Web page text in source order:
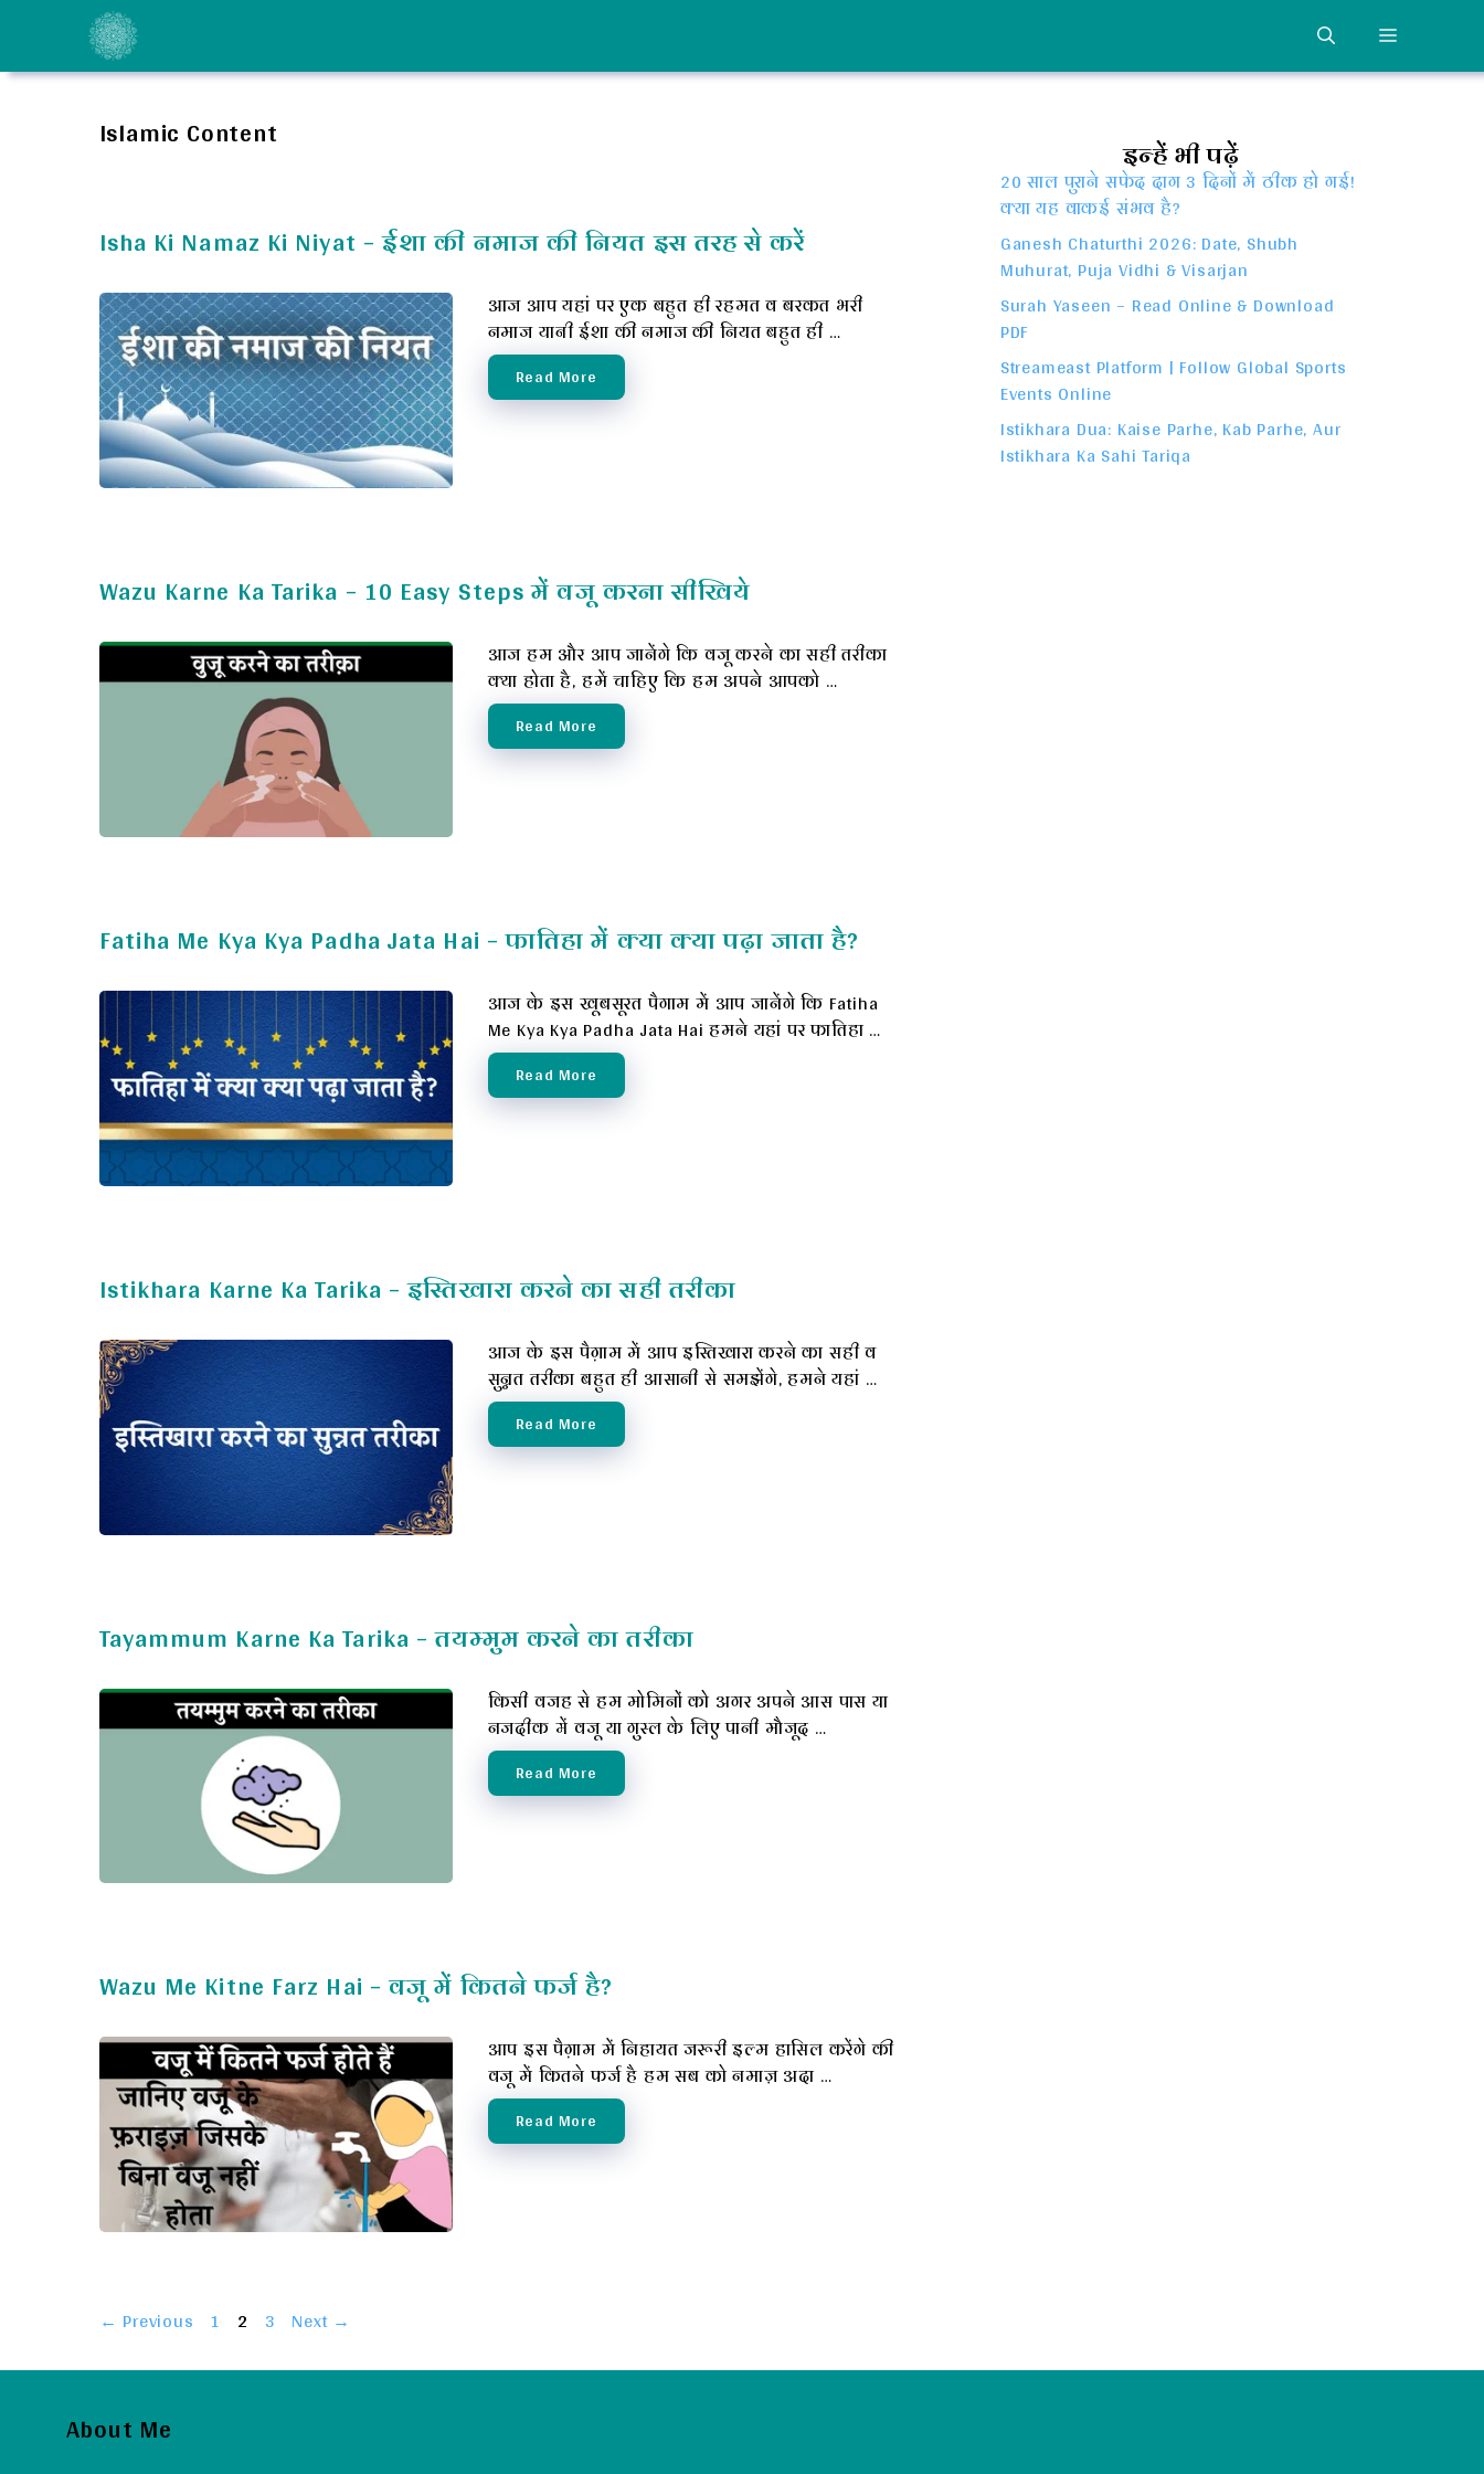
content
MENU
Islamic Content
Isha Ki Namaz Ki Niyat – ईशा की नमाज की नियत इस तरह से करें
आज आप यहां पर एक बहुत ही रहमत व बरकत भरी
नमाज यानी ईशा की नमाज की नियत बहुत ही …
Read More
Wazu Karne Ka Tarika – 10 Easy Steps में वजू करना सीखिये
आज हम और आप जानेंगे कि वजू करने का सही तरीका
क्या होता है, हमें चाहिए कि हम अपने आपको …
Read More
Fatiha Me Kya Kya Padha Jata Hai – फातिहा में क्या क्या पढ़ा जाता है?
आज के इस खूबसूरत पैगाम में आप जानेंगे कि Fatiha
Me Kya Kya Padha Jata Hai हमने यहां पर फातिहा …
Read More
Istikhara Karne Ka Tarika – इस्तिखारा करने का सही तरीका
आज के इस पैग़ाम में आप इस्तिखारा करने का सही व
सुन्नत तरीका बहुत ही आसानी से समझेंगे, हमने यहां …
Read More
Tayammum Karne Ka Tarika – तयम्मुम करने का तरीका
किसी वजह से हम मोमिनों को अगर अपने आस पास या
नजदीक में वजू या गुस्ल के लिए पानी मौजूद …
Read More
Wazu Me Kitne Farz Hai – वजू में कितने फर्ज है?
आप इस पैग़ाम में निहायत जरूरी इल्म हासिल करेंगे की
वजू में कितने फर्ज है हम सब को नमाज़ अदा …
Read More
← Previous Page
1 Page
2 Page
3 Next →
इन्हें भी पढ़ें
20 साल पुराने सफेद दाग 3 दिनों में ठीक हो गई!
क्या यह वाकई संभव है?
Ganesh Chaturthi 2026: Date, Shubh
Muhurat, Puja Vidhi & Visarjan
Surah Yaseen – Read Online & Download
PDF
Streameast Platform | Follow Global Sports
Events Online
Istikhara Dua: Kaise Parhe, Kab Parhe, Aur
Istikhara Ka Sahi Tariqa
About Me